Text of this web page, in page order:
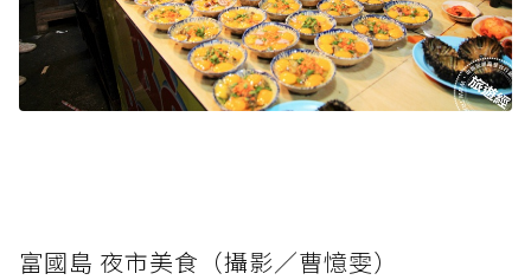
富國島 夜市美食（攝影／曹憶雯）